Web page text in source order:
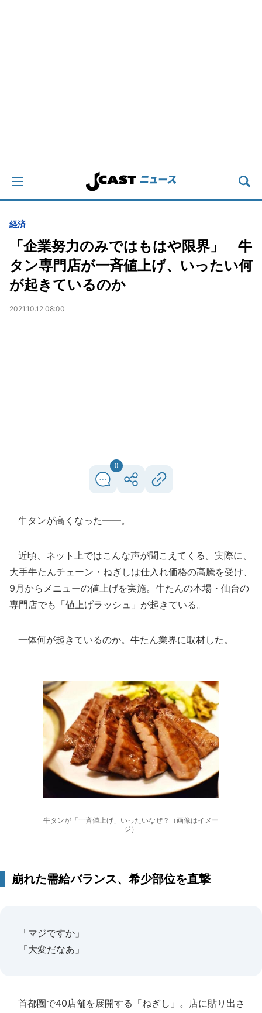
経済
「企業努力のみではもはや限界」 牛
タン専門店が一斉値上げ、いったい何
が起きているのか
2021.10.12 08:00
0
牛タンが高くなった――。
近頃、ネット上ではこんな声が聞こえてくる。実際に、
大手牛たんチェーン・ねぎしは仕入れ価格の高騰を受け、
9月からメニューの値上げを実施。牛たんの本場・仙台の
専門店でも「値上げラッシュ」が起きている。
一体何が起きているのか。牛たん業界に取材した。
牛タンが「一斉値上げ」いったいなぜ？（画像はイメー
ジ）
崩れた需給バランス、希少部位を直撃
「マジですか」
「大変だなあ」
首都圏で40店舗を展開する「ねぎし」。店に貼り出さ